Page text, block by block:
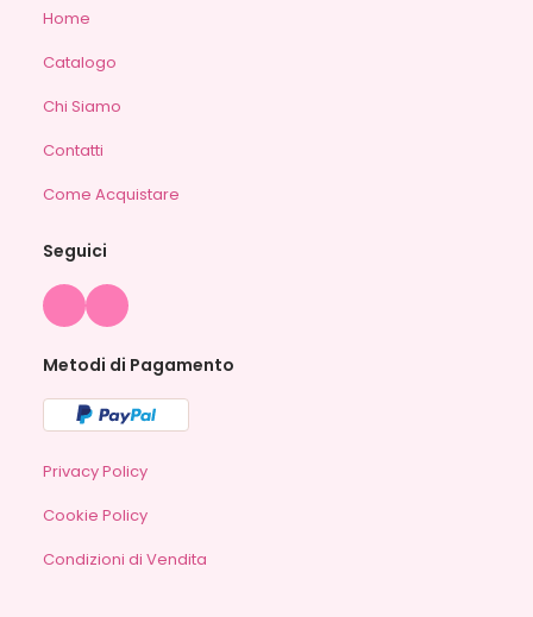
Home
Catalogo
Chi Siamo
Contatti
Come Acquistare
Seguici
Metodi di Pagamento
Privacy Policy
Cookie Policy
Condizioni di Vendita